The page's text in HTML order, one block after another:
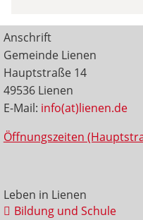
Anschrift
Gemeinde Lienen
Hauptstraße 14
49536 Lienen
E-Mail: info(at)lienen.de
Öffnungszeiten
Leben in Lienen
Bildung und Schule